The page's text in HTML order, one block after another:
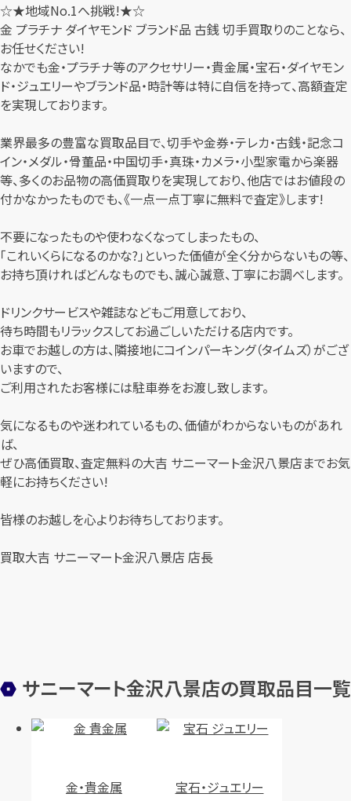
☆★地域No.1へ挑戦!★☆
金 プラチナ ダイヤモンド ブランド品 古銭 切手買取りのことなら、
お任せください!
なかでも金・プラチナ等のアクセサリー・貴金属・宝石・ダイヤモン
ド・ジュエリーやブランド品・時計等は特に自信を持って、高額査定
を実現しております。
業界最多の豊富な買取品目で、切手や金券・テレカ・古銭・記念コ
イン・メダル・骨董品・中国切手・真珠・カメラ・小型家電から楽器
等、多くのお品物の高価買取りを実現しており、他店ではお値段の
付かなかったものでも、《一点一点丁寧に無料で査定》します!
不要になったものや使わなくなってしまったもの、
「これいくらになるのかな?」といった価値が全く分からないもの等、
お持ち頂ければどんなものでも、誠心誠意、丁寧にお調べします。
ドリンクサービスや雑誌などもご用意しており、
待ち時間もリラックスしてお過ごしいただける店内です。
お車でお越しの方は、隣接地にコインパーキング（タイムズ）がござ
いますので、
ご利用されたお客様には駐車券をお渡し致します。
気になるものや迷われているもの、価値がわからないものがあれ
ば、
ぜひ高価買取、査定無料の大吉 サニーマート金沢八景店までお気
軽にお持ちください!
皆様のお越しを心よりお待ちしております。
買取大吉 サニーマート金沢八景店 店長
サニーマート金沢八景店の買取品目一覧
金・貴金属 宝石・ジュエリー